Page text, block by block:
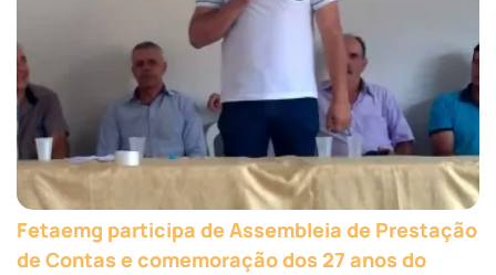
Fetaemg participa de Assembleia de Prestação
de Contas e comemoração dos 27 anos do